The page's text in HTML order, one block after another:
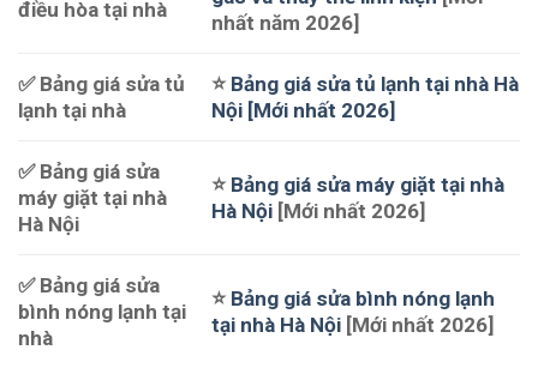
điều hòa tại nhà
nhất năm 2026]
✅ Bảng giá sửa tủ
lạnh tại nhà
⭐ Bảng giá sửa tủ lạnh tại nhà Hà
Nội [Mới nhất 2026]
✅ Bảng giá sửa
máy giặt tại nhà
Hà Nội
⭐Bảng giá sửa máy giặt tại nhà
Hà Nội [Mới nhất 2026]
✅ Bảng giá sửa
bình nóng lạnh tại
nhà
⭐ Bảng giá sửa bình nóng lạnh
tại nhà Hà Nội [Mới nhất 2026]